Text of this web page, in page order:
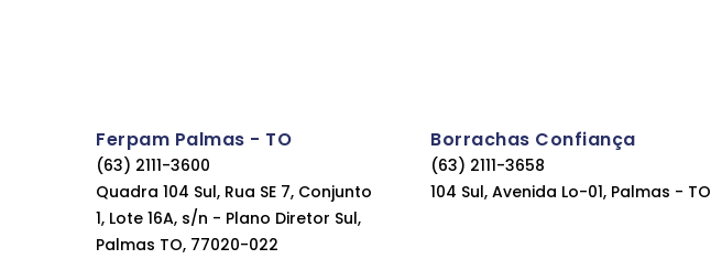
Ferpam Palmas - TO
(63) 2111-3600
Quadra 104 Sul, Rua SE 7, Conjunto
1, Lote 16A, s/n - Plano Diretor Sul,
Palmas TO, 77020-022
Borrachas Confiança
(63) 2111-3658
104 Sul, Avenida Lo-01, Palmas - TO